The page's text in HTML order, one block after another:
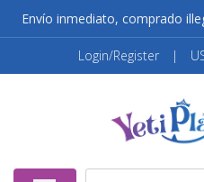
Envío inmediato, comprado
Login/Register |